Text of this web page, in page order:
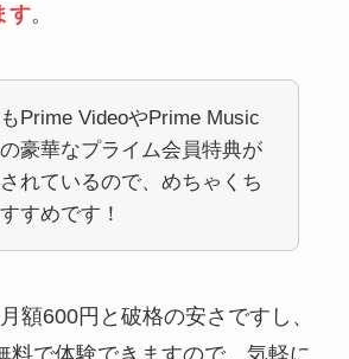
す。
Prime VideoやPrime Music
豪華なプライム会員特典が
れているので、めちゃくち
すめです！
額600円と破格の安さですし、